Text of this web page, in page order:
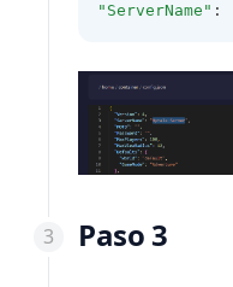
"ServerName" :
Paso 3